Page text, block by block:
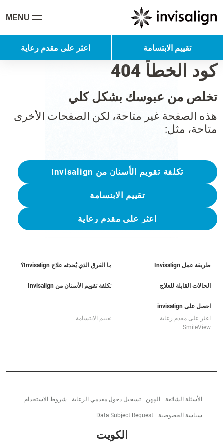
MENU
تقييم الابتسامة اعثر على مقدم رعاية
كود الخطأ 404
تخلص من عبوسك بشكل كلي
هذه الصفحة غير متاحة، لكن الصفحات الأخرى
متاحة، مثل:
تكلفة تقويم الأسنان من Invisalign
تقييم الابتسامة
اعثر على مقدم رعاية
طريقة عمل Invisalign ما الفرق الذي يُحدثه علاج Invisalign؟
الحالات القابلة للعلاج تكلفة تقويم الأسنان من Invisalign
احصل على invisalign
اعثر على مقدم رعاية
تقييم الابتسامة
SmileView
الأسئلة الشائعة المِهن تسجيل دخول مقدمي الرعاية شروط الاستخدام
سياسة الخصوصية Data Subject Request
الكويت‎